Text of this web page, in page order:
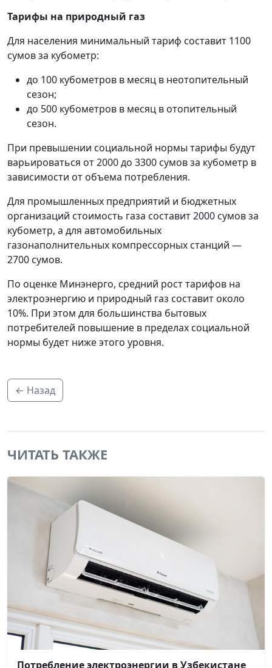
Тарифы на природный газ
Для населения минимальный тариф составит 1100
сумов за кубометр:
до 100 кубометров в месяц в неотопительный
сезон;
до 500 кубометров в месяц в отопительный
сезон.
При превышении социальной нормы тарифы будут
варьироваться от 2000 до 3300 сумов за кубометр в
зависимости от объема потребления.
Для промышленных предприятий и бюджетных
организаций стоимость газа составит 2000 сумов за
кубометр, а для автомобильных
газонаполнительных компрессорных станций —
2700 сумов.
По оценке Минэнерго, средний рост тарифов на
электроэнергию и природный газ составит около
10%. При этом для большинства бытовых
потребителей повышение в пределах социальной
нормы будет ниже этого уровня.
← Назад
ЧИТАТЬ ТАКЖЕ
Потребление электроэнергии в Узбекистане